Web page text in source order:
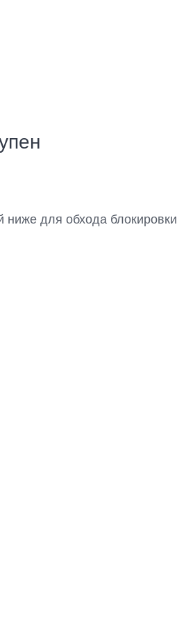
ниже для обхода блокировки